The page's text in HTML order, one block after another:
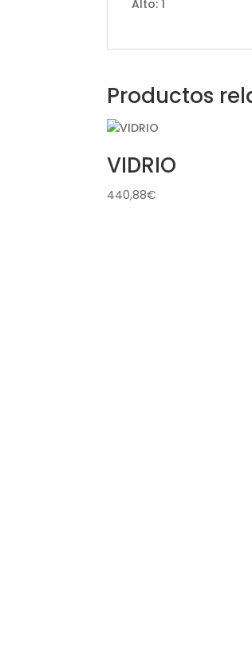
Alto: 1
Productos
VIDRIO
440,88€